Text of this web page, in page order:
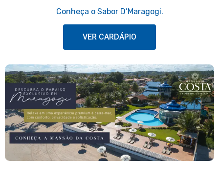
Conheça o Sabor D’Maragogi.
VER CARDÁPIO